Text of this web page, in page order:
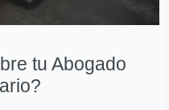
tu Abogado